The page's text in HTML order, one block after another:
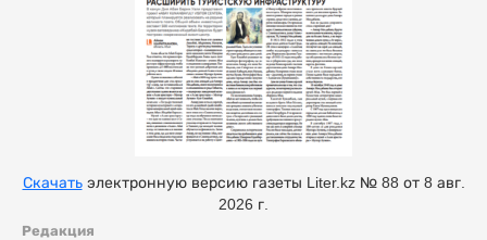
Редакция
Скачатьэлектронную версию газеты Liter.kz № 88 от 8 авг.
2026 г.